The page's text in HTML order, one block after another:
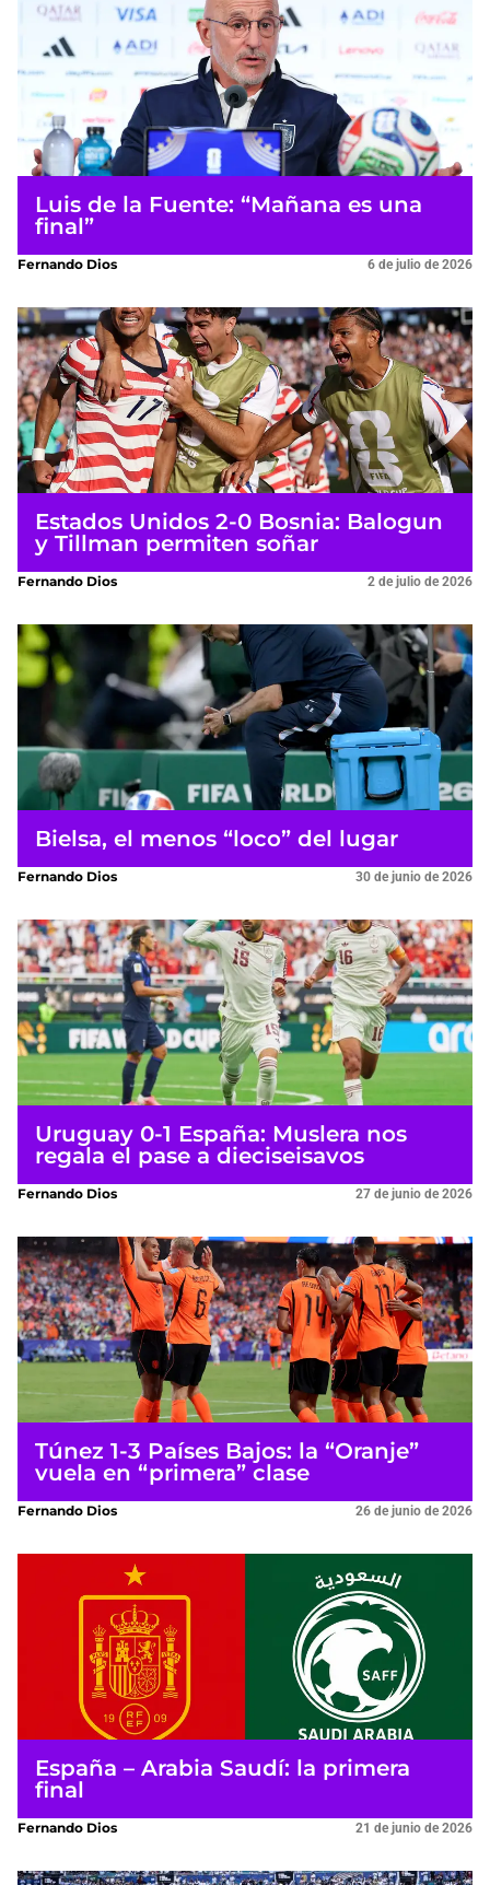
Luis de la Fuente: “Mañana es una
final”
Fernando Dios 6 de julio de 2026
Estados Unidos 2-0 Bosnia: Balogun
y Tillman permiten soñar
Fernando Dios 2 de julio de 2026
Bielsa, el menos “loco” del lugar
Fernando Dios 30 de junio de 2026
Uruguay 0-1 España: Muslera nos
regala el pase a dieciseisavos
Fernando Dios 27 de junio de 2026
Túnez 1-3 Países Bajos: la “Oranje”
vuela en “primera” clase
Fernando Dios 26 de junio de 2026
España – Arabia Saudí: la primera
final
Fernando Dios 21 de junio de 2026